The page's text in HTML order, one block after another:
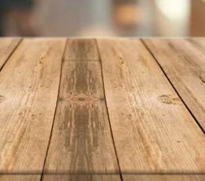
Istanbulfood
Waarom Istanbulfood?